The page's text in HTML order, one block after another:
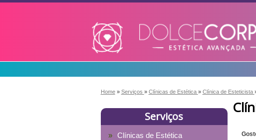
Home » Serviços » Clínicas de Estética » Clínica de Esteticista
Serviços
Clínicas de Estética